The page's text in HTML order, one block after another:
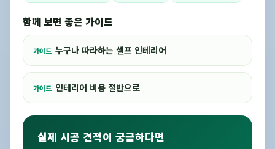
함께 보면 좋은 가이드
가이드 누구나 따라하는 셀프 인테리어
가이드 인테리어 비용 절반으로
실제 시공 견적이 궁금하다면